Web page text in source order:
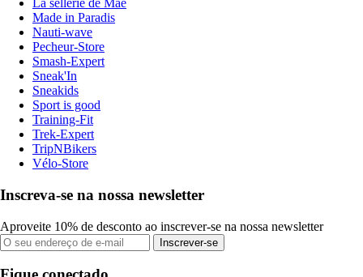
La sellerie de Maé
Made in Paradis
Nauti-wave
Pecheur-Store
Smash-Expert
Sneak'In
Sneakids
Sport is good
Training-Fit
Trek-Expert
TripNBikers
Vélo-Store
Inscreva-se na nossa newsletter
Aproveite 10% de desconto ao inscrever-se na nossa newsletter
Inscrever-se